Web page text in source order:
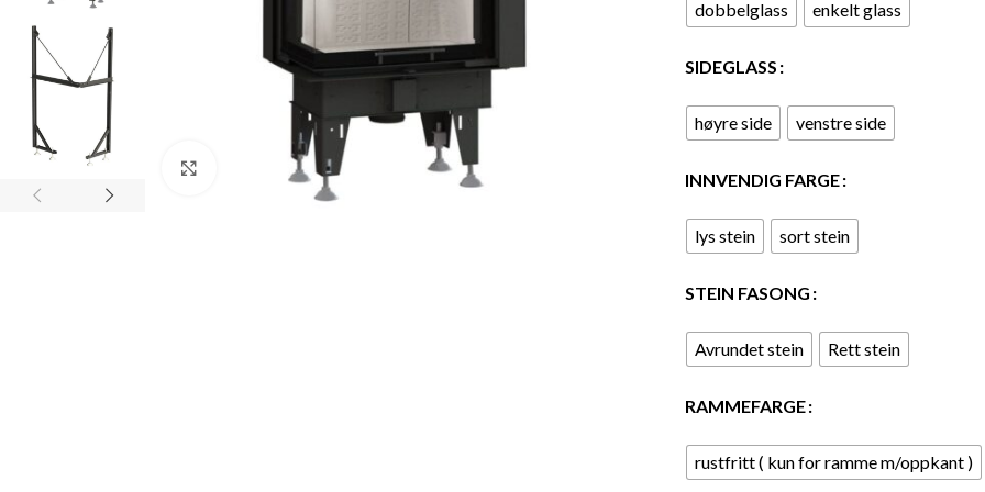
Click to enlarge
dobbelglass enkelt glass
SIDEGLASS
høyre side venstre side
INNVENDIG FARGE
lys stein sort stein
STEIN FASONG
Avrundet stein Rett stein
RAMMEFARGE
rustfritt ( kun for ramme m/oppkant )